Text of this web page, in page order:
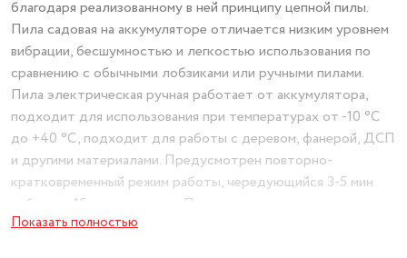
благодаря реализованному в ней принципу цепной пилы.
Пила садовая на аккумуляторе отличается низким уровнем
вибрации, бесшумностью и легкостью использования по
сравнению с обычными лобзиками или ручными пилами.
Пила электрическая ручная работает от аккумулятора,
подходит для использования при температурах от -10 °C
до +40 °C, подходит для работы с деревом, фанерой, ДСП
и другими материалами. Предусмотрен повторно-
кратковременный режим работы, чередующийся 3-5 мин.
работы с 15 мин. перерыва. Пила аккумуляторная садовая -
это удобный и эффективный инструмент для распила
Показать полностью